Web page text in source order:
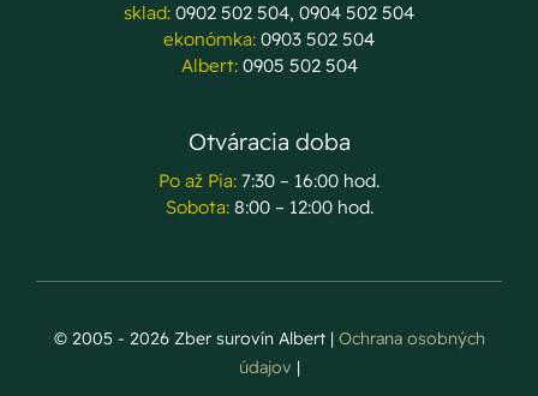
sklad: 0902 502 504, 0904 502 504
ekonómka: 0903 502 504
Albert:0905 502 504
Otváracia doba
Po až Pia: 7:30 – 16:00 hod.
Sobota:8:00 – 12:00 hod.
© 2005 - 2026 Zber surovín Albert | Ochrana osobných
údajov |